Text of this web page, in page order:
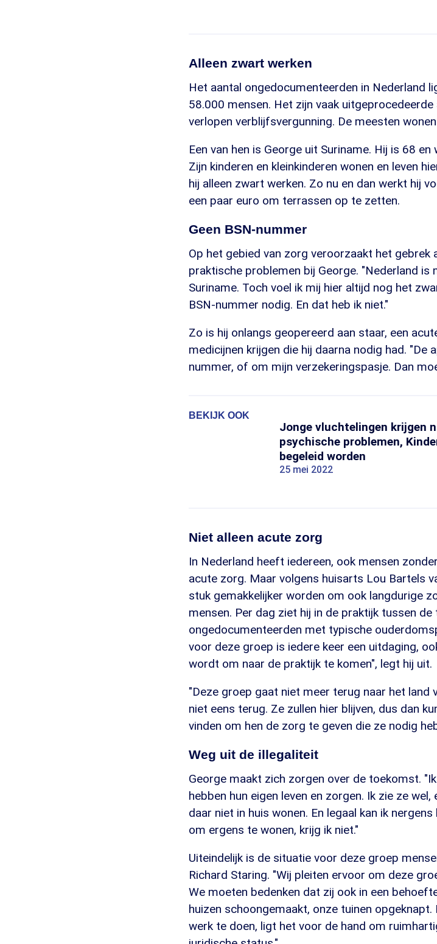
Alleen zwart werken
Het aantal ongedocumenteerden in Nederland
58.000 mensen. Het zijn vaak
verlopen verblijfsvergunning. De meesten
Een van hen is George uit Suriname. Hij is 68
Zijn kinderen en kleinkinderen wonen en leven
hij alleen zwart werken. Zo nu en dan werkt hij
een paar euro om terrassen op te zetten.
Geen BSN-nummer
Op het gebied van zorg veroorzaakt het gebrek
praktische problemen bij George. "Nederland is
Suriname. Toch voel ik mij hier altijd nog het
BSN-nummer nodig. En dat heb ik niet."
Zo is hij onlangs geopereerd aan staar, een
medicijnen krijgen die hij daarna nodig had. "De
nummer, of om mijn verzekeringspasje. Dan
BEKIJK OOK
Jonge vluchtelingen krijgen
psychische problemen,
begeleid worden
25 mei 2022
Niet alleen acute zorg
In Nederland heeft iedereen, ook mensen
acute zorg. Maar volgens huisarts Lou Bartels
stuk gemakkelijker worden om ook langdurige
mensen. Per dag ziet hij in de praktijk tussen
ongedocumenteerden met typische
voor deze groep is iedere keer een uitdaging,
wordt om naar de praktijk te komen", legt hij uit.
"Deze groep gaat niet meer terug naar het land
niet eens terug. Ze zullen hier blijven, dus dan
vinden om hen de zorg te geven die ze nodig
Weg uit de illegaliteit
George maakt zich zorgen over de toekomst.
hebben hun eigen leven en zorgen. Ik zie ze
daar niet in huis wonen. En legaal kan ik
om ergens te wonen, krijg ik niet."
Uiteindelijk is de situatie voor deze groep
Richard Staring. "Wij pleiten ervoor om deze
We moeten bedenken dat zij ook in een
huizen schoongemaakt, onze tuinen
werk te doen, ligt het voor de hand om